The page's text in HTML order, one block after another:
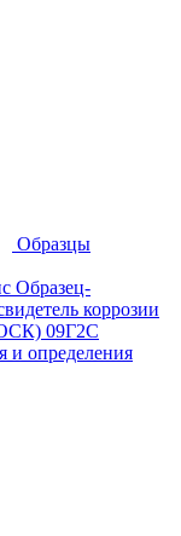
Образцы
Образец-
коррозии
09Г2С
и определения